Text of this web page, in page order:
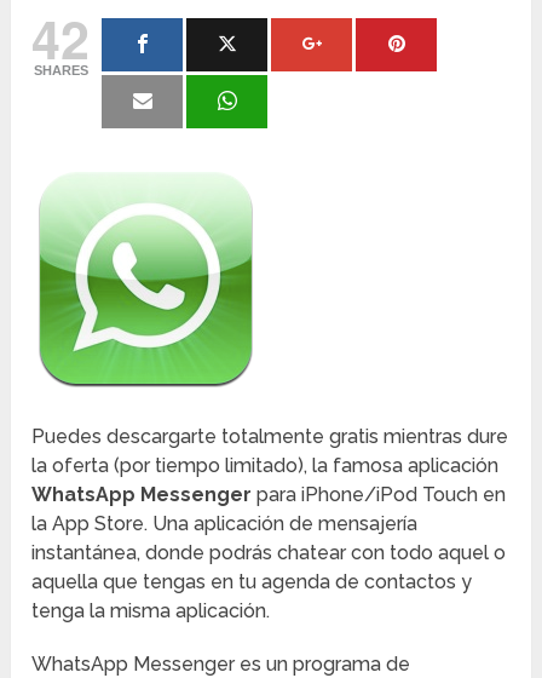
42
SHARES
Puedes descargarte totalmente gratis mientras dure
la oferta (por tiempo limitado), la famosa aplicación
WhatsApp Messenger para iPhone/iPod Touch en
la App Store. Una aplicación de mensajería
instantánea, donde podrás chatear con todo aquel o
aquella que tengas en tu agenda de contactos y
tenga la misma aplicación.
WhatsApp Messenger es un programa de